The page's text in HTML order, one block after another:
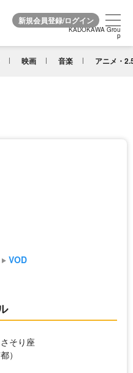
KADOKAWA Grou
p
映画 音楽 アニメ・
KADOKAWA Grou
p
VOD
さそり座
）